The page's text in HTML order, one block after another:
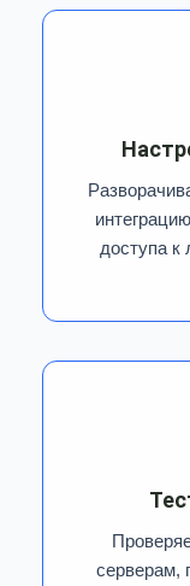
доступа
серверам,